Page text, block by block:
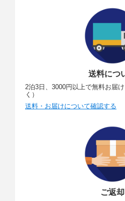
送料につ
2泊3日、3000円以上で無料お届
く）
送料・お届けについて確認する
ご返却